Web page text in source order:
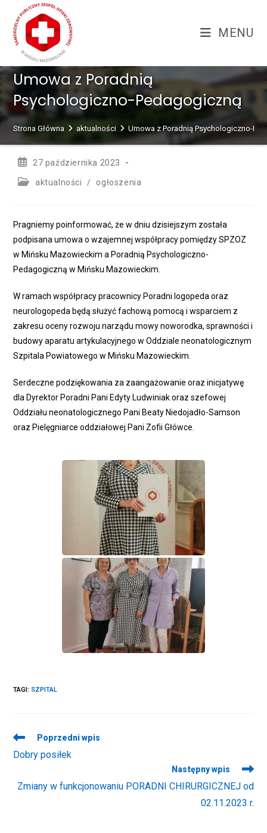
treści
content
MENU
Umowa z Poradnią
Psychologiczno-Pedagogiczną
Strona Główna aktualności Umowa z Poradnią Psychologiczno-
Post27 października 2023
Postaktualności / ogłoszenia
Pragniemy poinformować, że w dniu dzisiejszym została
podpisana umowa o wzajemnej współpracy pomiędzy SPZOZ
w Mińsku Mazowieckim a Poradnią Psychologiczno-
Pedagogiczną w Mińsku Mazowieckim.
W ramach współpracy pracownicy Poradni logopeda oraz
neurologopeda będą służyć fachową pomocą i wsparciem z
zakresu oceny rozwoju narządu mowy noworodka, sprawności i
budowy aparatu artykulacyjnego w Oddziale neonatologicznym
Szpitala Powiatowego w Mińsku Mazowieckim.
Serdeczne podziękowania za zaangażowanie oraz inicjatywę
dla Dyrektor Poradni Pani Edyty Ludwiniak oraz szefowej
Oddziału neonatologicznego Pani Beaty Niedojadło-Samson
oraz Pielęgniarce oddziałowej Pani Zofii Główce.
TAGI: SZPITAL
Read
more
articles
Poprzedni wpis
Dobry posiłek
Następny wpis
Zmiany w funkcjonowaniu PORADNI CHIRURGICZNEJ od
02.11.2023 r.